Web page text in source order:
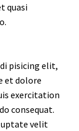
quasi
pisicing elit,
et dolore
exercitation
consequat.
velit